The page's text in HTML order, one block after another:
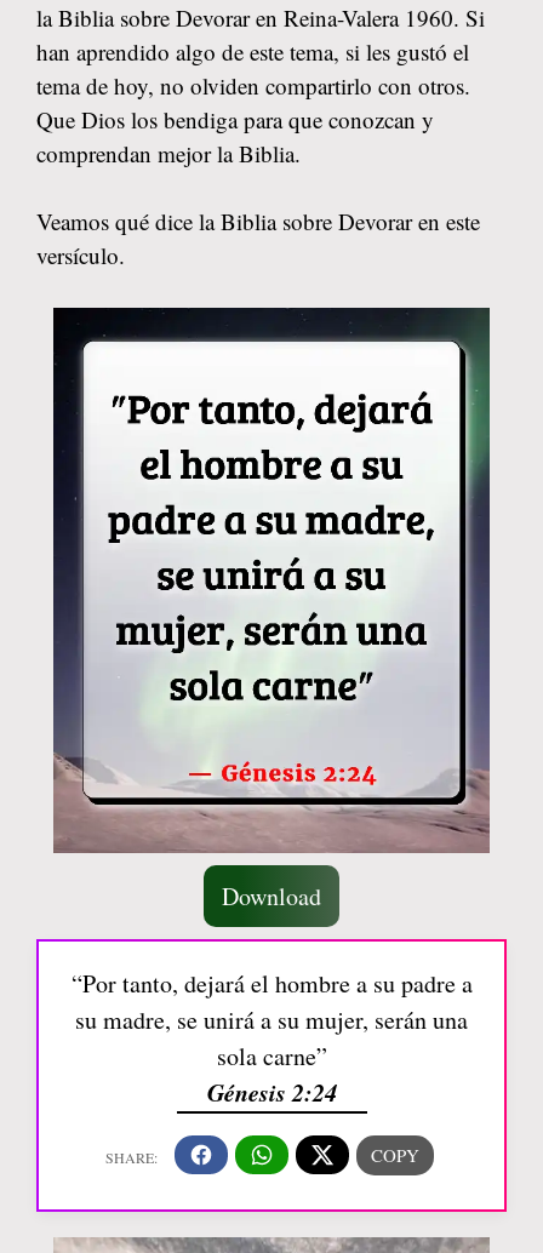
la Biblia sobre Devorar en Reina-Valera 1960. Si
han aprendido algo de este tema, si les gustó el
tema de hoy, no olviden compartirlo con otros.
Que Dios los bendiga para que conozcan y
comprendan mejor la Biblia.
Veamos qué dice la Biblia sobre Devorar en este
versículo.
Download
“Por tanto, dejará el hombre a su padre a
su madre, se unirá a su mujer, serán una
sola carne”
Génesis 2:24